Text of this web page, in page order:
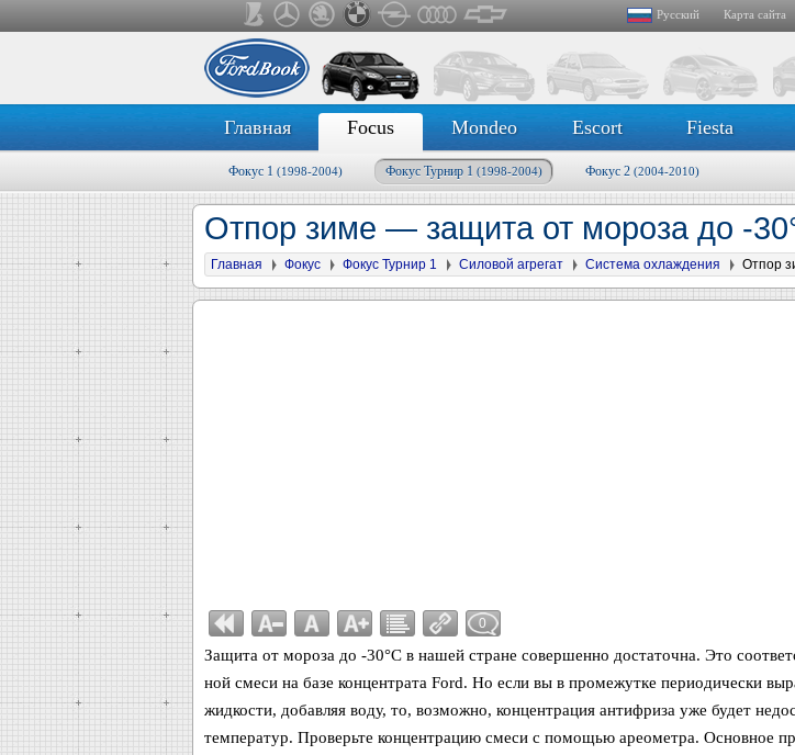
Русский Карта сайта
Главная Focus Mondeo Escort Fiesta
Фокус 1 (1998-2004) Фокус Турнир 1 (1998-2004) Фокус 2 (2004-2010)
Отпор зиме — защита от мороза до -
Главная Фокус Фокус Турнир 1 Силовой агрегат Система охлаждения Отпор
0
Защита от мороза до -30°C в нашей стране совершенно достаточна. Это
ной смеси на базе концентрата Ford. Но если вы в промежутке периодически
жидкости, добавляя воду, то, возможно, концентрация антифриза уже будет
температур. Проверьте концентрацию смеси с помощью ареометра. Основное